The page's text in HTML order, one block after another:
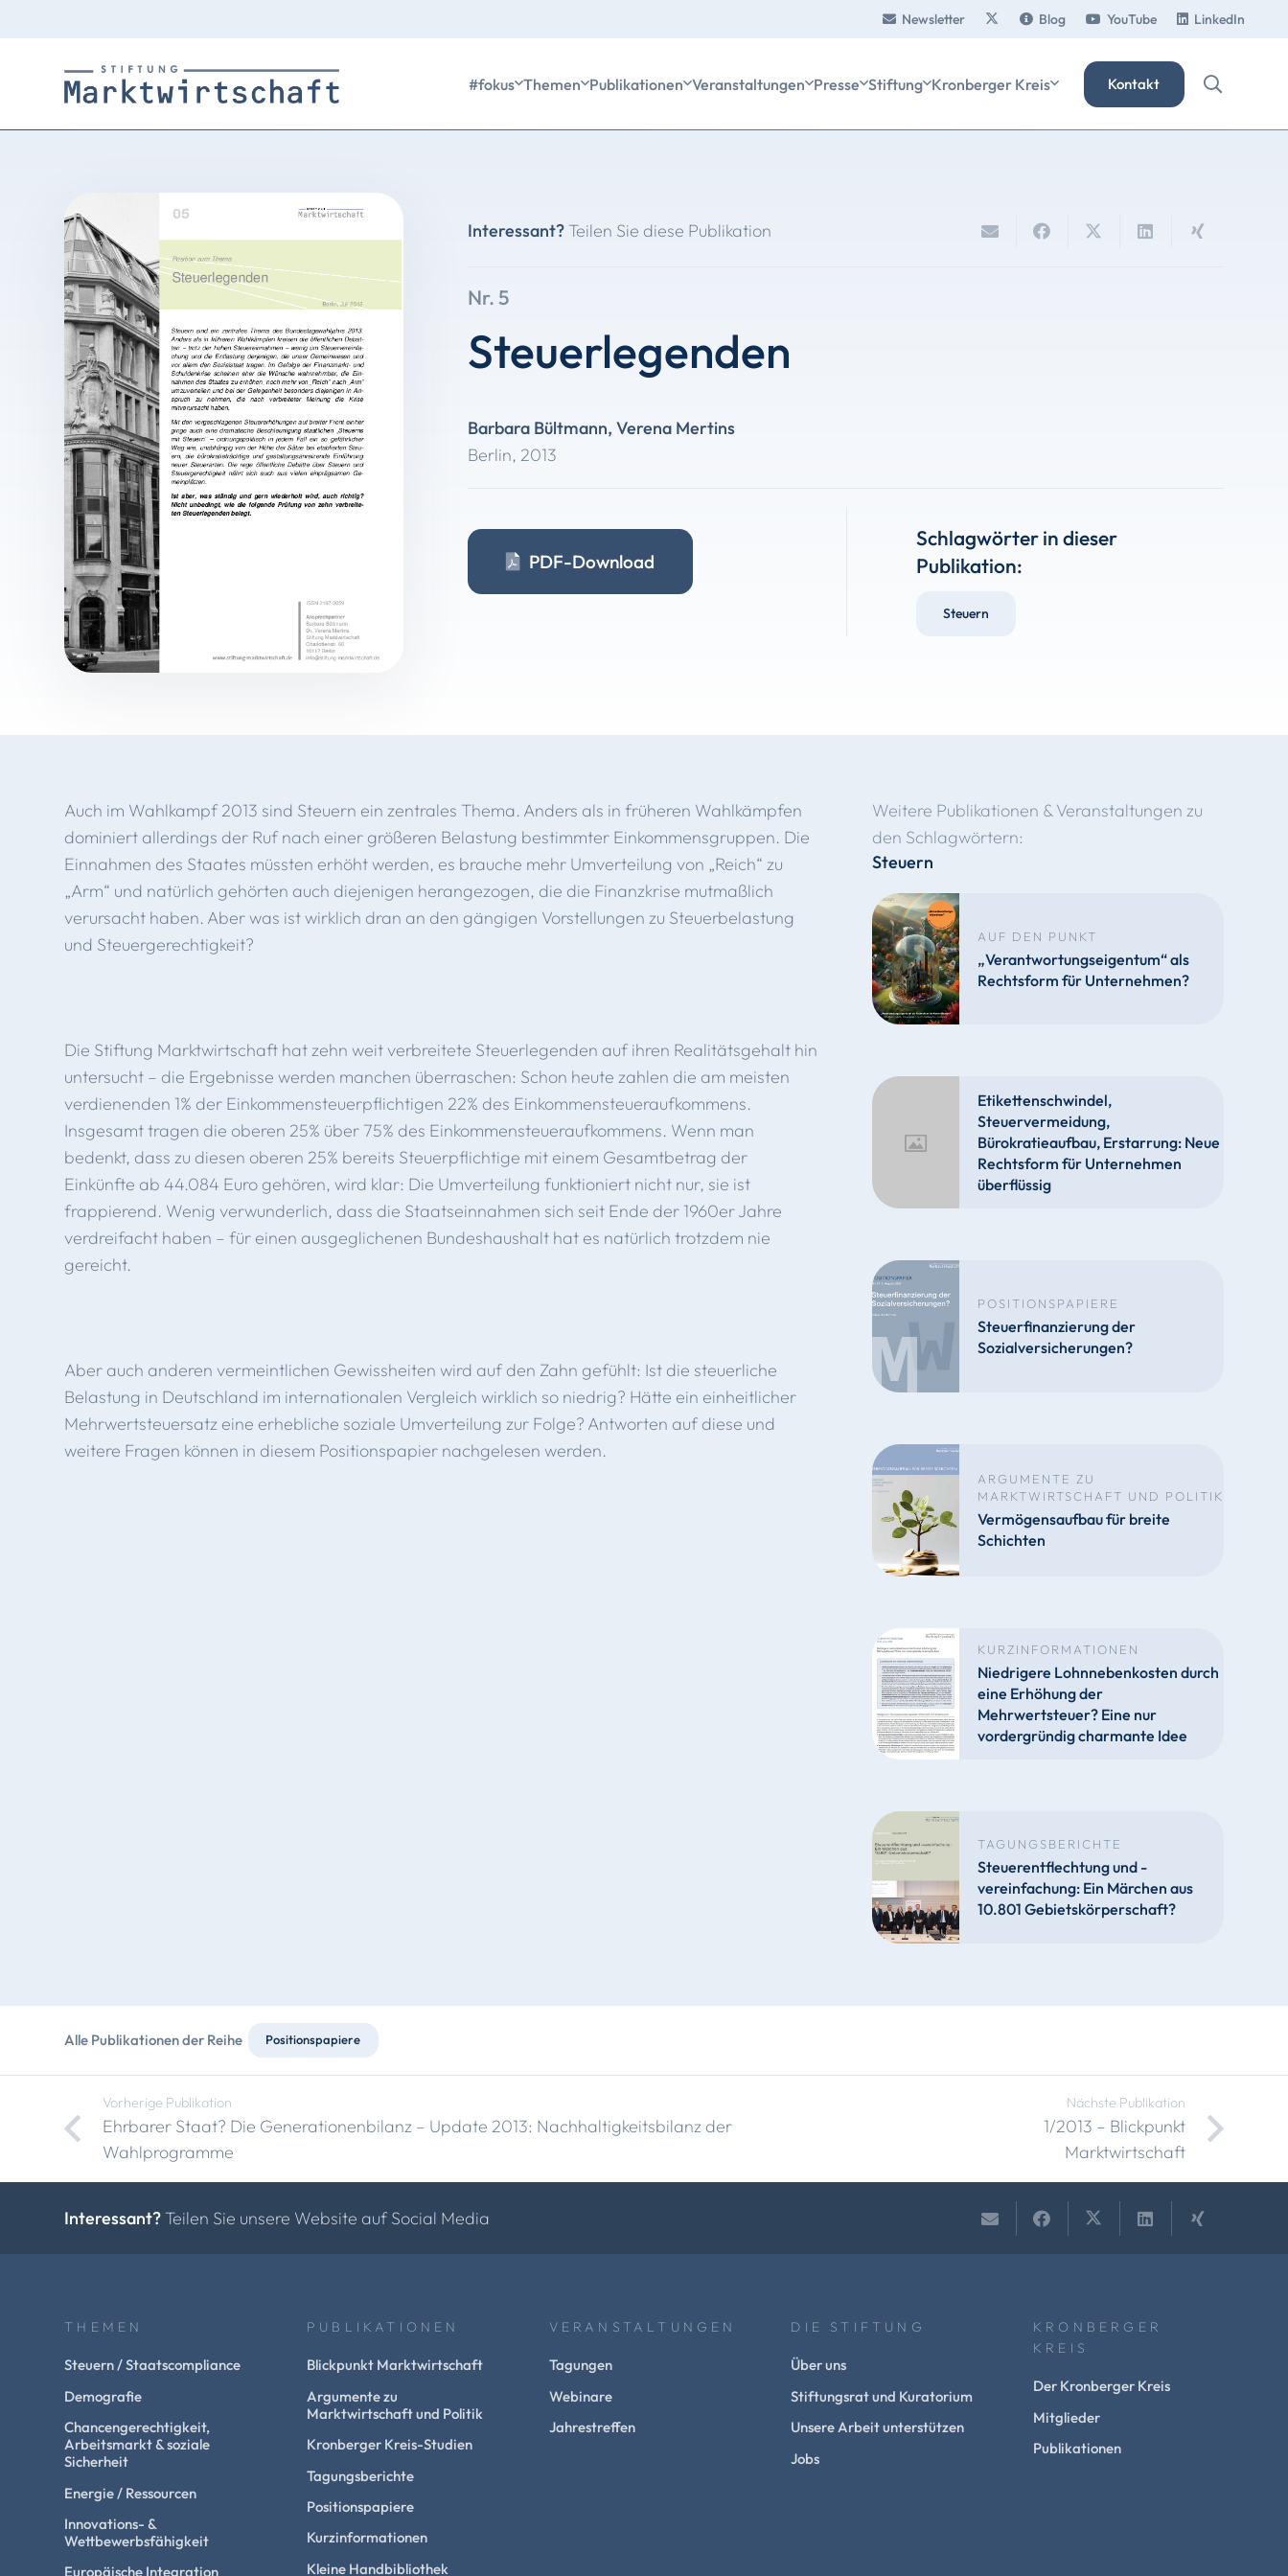
Newsletter Blog YouTube LinkedIn
#fokus Themen Publikationen Veranstaltungen Presse Stiftung Kronberger Kreis Kontakt
Interessant? Teilen Sie diese Publikation
Nr. 5
Steuerlegenden
Barbara Bültmann,Verena Mertins
Berlin, 2013
PDF-Download
Schlagwörter in dieser
Publikation:
Steuern
Auch im Wahlkampf 2013 sind Steuern ein zentrales Thema. Anders als in früheren Wahlkämpfen
dominiert allerdings der Ruf nach einer größeren Belastung bestimmter Einkommensgruppen. Die
Einnahmen des Staates müssten erhöht werden, es brauche mehr Umverteilung von „Reich“ zu
„Arm“ und natürlich gehörten auch diejenigen herangezogen, die die Finanzkrise mutmaßlich
verursacht haben. Aber was ist wirklich dran an den gängigen Vorstellungen zu Steuerbelastung
und Steuergerechtigkeit?
Die Stiftung Marktwirtschaft hat zehn weit verbreitete Steuerlegenden auf ihren Realitätsgehalt hin
untersucht – die Ergebnisse werden manchen überraschen: Schon heute zahlen die am meisten
verdienenden 1% der Einkommensteuerpflichtigen 22% des Einkommensteueraufkommens.
Insgesamt tragen die oberen 25% über 75% des Einkommensteueraufkommens. Wenn man
bedenkt, dass zu diesen oberen 25% bereits Steuerpflichtige mit einem Gesamtbetrag der
Einkünfte ab 44.084 Euro gehören, wird klar: Die Umverteilung funktioniert nicht nur, sie ist
frappierend. Wenig verwunderlich, dass die Staatseinnahmen sich seit Ende der 1960er Jahre
verdreifacht haben – für einen ausgeglichenen Bundeshaushalt hat es natürlich trotzdem nie
gereicht.
Aber auch anderen vermeintlichen Gewissheiten wird auf den Zahn gefühlt: Ist die steuerliche
Belastung in Deutschland im internationalen Vergleich wirklich so niedrig? Hätte ein einheitlicher
Mehrwertsteuersatz eine erhebliche soziale Umverteilung zur Folge? Antworten auf diese und
weitere Fragen können in diesem Positionspapier nachgelesen werden.
Weitere Publikationen & Veranstaltungen zu
den Schlagwörtern:
Steuern
AUF DEN PUNKT
„Verantwortungseigentum“ als
Rechtsform für Unternehmen?
Etikettenschwindel,
Steuervermeidung,
Bürokratieaufbau, Erstarrung: Neue
Rechtsform für Unternehmen
überflüssig
POSITIONSPAPIERE
Steuerfinanzierung der
Sozialversicherungen?
ARGUMENTE ZU
MARKTWIRTSCHAFT UND POLITIK
Vermögensaufbau für breite
Schichten
KURZINFORMATIONEN
Niedrigere Lohnnebenkosten durch
eine Erhöhung der
Mehrwertsteuer? Eine nur
vordergründig charmante Idee
TAGUNGSBERICHTE
Steuerentflechtung und -
vereinfachung: Ein Märchen aus
10.801 Gebietskörperschaft?
Alle Publikationen der Reihe Positionspapiere
Vorherige Publikation
Ehrbarer Staat? Die Generationenbilanz – Update 2013: Nachhaltigkeitsbilanz der
Wahlprogramme
Nächste Publikation
1/2013 – Blickpunkt
Marktwirtschaft
Interessant? Teilen Sie unsere Website auf Social Media
THEMEN
Steuern / Staatscompliance
Demografie
Chancengerechtigkeit,
Arbeitsmarkt & soziale
Sicherheit
Energie / Ressourcen
Innovations- &
Wettbewerbsfähigkeit
Europäische Integration
PUBLIKATIONEN
Blickpunkt Marktwirtschaft
Argumente zu
Marktwirtschaft und Politik
Kronberger Kreis-Studien
Tagungsberichte
Positionspapiere
Kurzinformationen
Kleine Handbibliothek
VERANSTALTUNGEN
Tagungen
Webinare
Jahrestreffen
DIE STIFTUNG
Über uns
Stiftungsrat und Kuratorium
Unsere Arbeit unterstützen
Jobs
KRONBERGER
KREIS
Der Kronberger Kreis
Mitglieder
Publikationen